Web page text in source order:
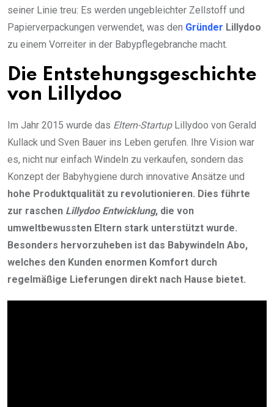
seiner Linie treu: Es werden ungebleichter Zellstoff und
Papierverpackungen verwendet, was den Gründer Lillydoo
zu einem Vorreiter in der Babypflegebranche macht.
Die Entstehungsgeschichte
von Lillydoo
Im Jahr 2015 wurde das Eltern-StartupLillydoo von Gerald
Kullack und Sven Bauer ins Leben gerufen. Ihre Vision war
es, nicht nur einfach Windeln zu verkaufen, sondern das
Konzept der Babyhygiene durch innovative Ansätze und
hohe Produktqualität zu revolutionieren. Dies führte
zur raschen Lillydoo Entwicklung, die von
umweltbewussten Eltern stark unterstützt wurde.
Besonders hervorzuheben ist das Babywindeln Abo,
welches den Kunden enormen Komfort durch
regelmäßige Lieferungen direkt nach Hause bietet.